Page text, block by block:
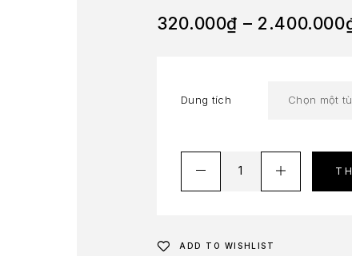
320.000₫ – 2.400.000
Dung tích
ADD TO WISHLIST